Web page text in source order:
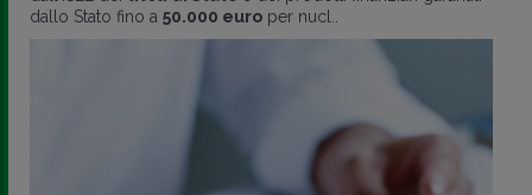
dallo Stato fino a 50.000 euro per nucl..